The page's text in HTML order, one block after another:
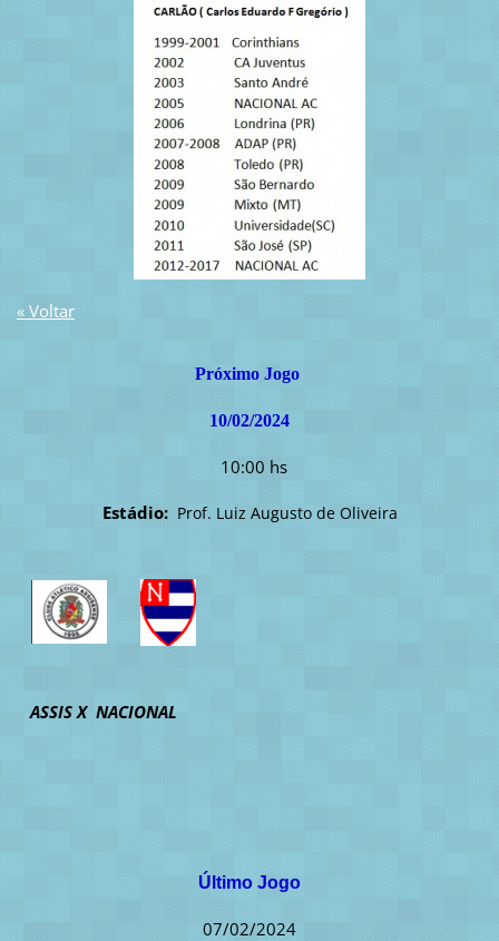
« Voltar
Próximo Jogo
10/02/2024
10:00 hs
Estádio: Prof. Luiz Augusto de Oliveira
ASSIS X NACIONAL
Último Jogo
07/02/2024